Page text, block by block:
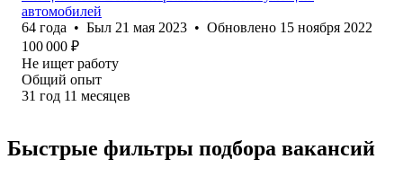
автомобилей
64 года • Был 21 мая 2023 • Обновлено 15 ноября 2022
100 000 ₽
Не ищет работу
Общий опыт
31 год 11 месяцев
Быстрые фильтры подбора вакансий